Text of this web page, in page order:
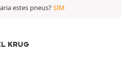
estes pneus?SIM
KRUG